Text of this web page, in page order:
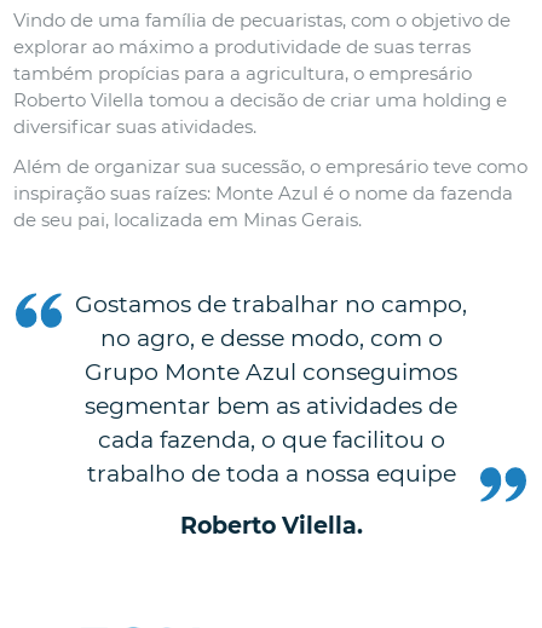
Vindo de uma família de pecuaristas, com o objetivo de
explorar ao máximo a produtividade de suas terras
também propícias para a agricultura, o empresário
Roberto Vilella tomou a decisão de criar uma holding e
diversificar suas atividades.
Além de organizar sua sucessão, o empresário teve como
inspiração suas raízes: Monte Azul é o nome da fazenda
de seu pai, localizada em Minas Gerais.
Gostamos de trabalhar no campo,
no agro, e desse modo, com o
Grupo Monte Azul conseguimos
segmentar bem as atividades de
cada fazenda, o que facilitou o
trabalho de toda a nossa equipe
Roberto Vilella.